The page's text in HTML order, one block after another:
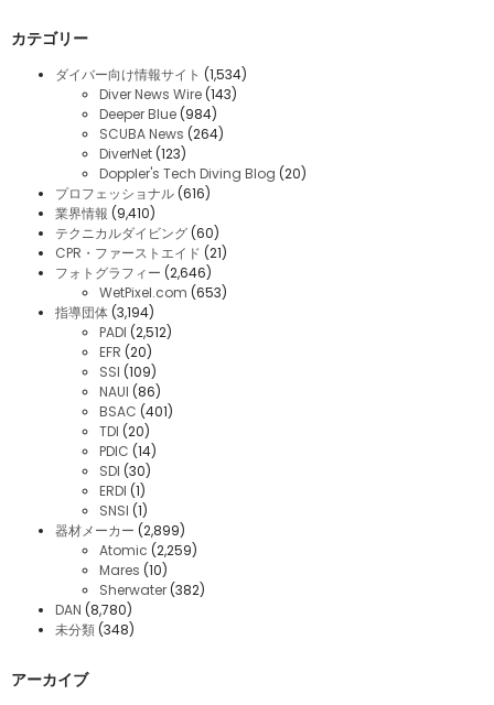
カテゴリー
ダイバー向け情報サイト (1,534)
Diver News Wire (143)
Deeper Blue (984)
SCUBA News (264)
DiverNet (123)
Doppler's Tech Diving Blog (20)
プロフェッショナル (616)
業界情報 (9,410)
テクニカルダイビング (60)
CPR・ファーストエイド (21)
フォトグラフィー (2,646)
WetPixel.com (653)
指導団体 (3,194)
PADI (2,512)
EFR (20)
SSI (109)
NAUI (86)
BSAC (401)
TDI (20)
PDIC (14)
SDI (30)
ERDI (1)
SNSI (1)
器材メーカー (2,899)
Atomic (2,259)
Mares (10)
Sherwater (382)
DAN (8,780)
未分類 (348)
アーカイブ